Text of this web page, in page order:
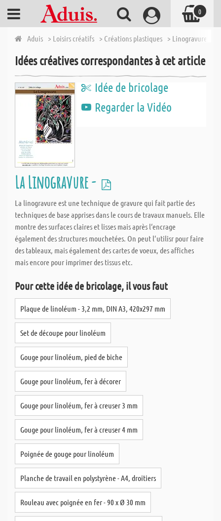
Aduis > Loisirs créatifs > Créations plastiques > Linogravure
Idées créatives correspondantes à cet article
Idée de bricolage
Regarder la Vidéo
La Linogravure -
La linogravure est une technique de gravure qui fait partie des
techniques de base apprises dans le cours de travaux manuels. Elle
montre des surfaces claires et lisses mais après l‘encrage
également des structures mouchetées. On peut l‘utilisr pour faire
des tableaux, mais également des cartes de voeux, des affiches
mais encore pour imprimer des tissus etc.
Pour cette idée de bricolage, il vous faut
Plaque de linoléum - 3,2 mm, DIN A3, 420x297 mm
Set de découpe pour linoléum
Gouge pour linoléum, pied de biche
Gouge pour linoléum, fer à décorer
Gouge pour linoléum, fer à creuser 3 mm
Gouge pour linoléum, fer à creuser 4 mm
Poignée de gouge pour linoléum
Planche de travail en polystyrène - A4, droitiers
Rouleau avec poignée en fer - 90 x Ø 30 mm
0